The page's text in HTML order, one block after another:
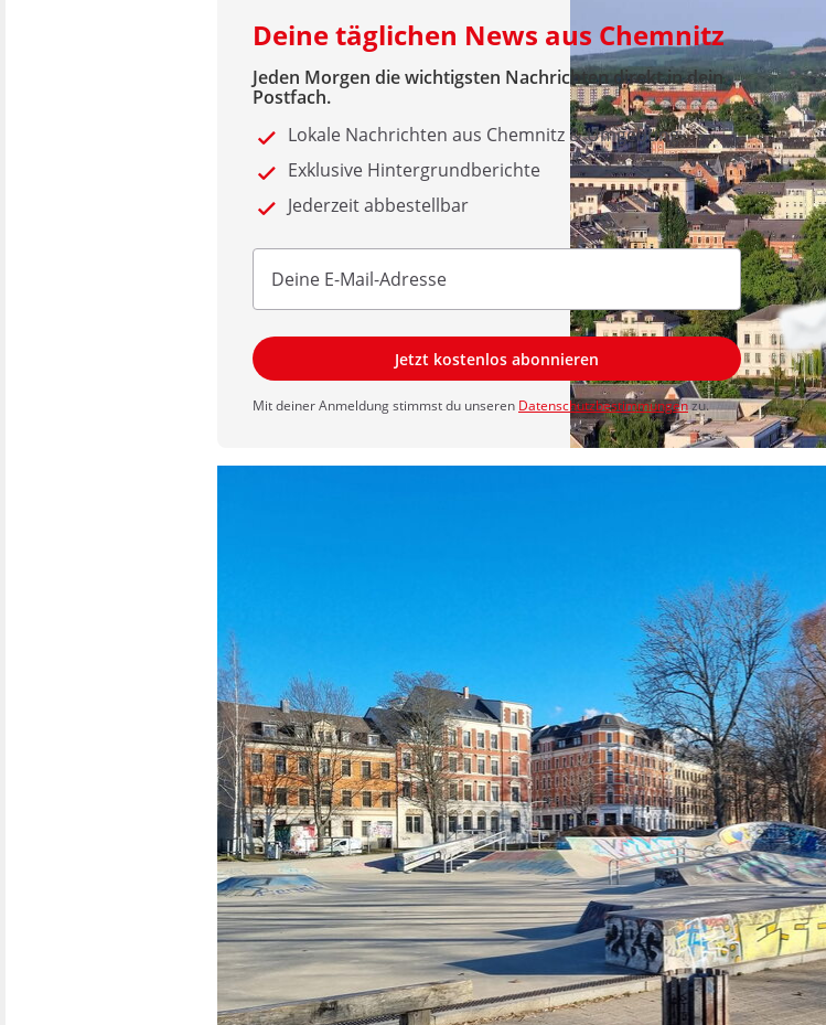
Deine täglichen News aus Chemnitz
Jeden Morgen die wichtigsten Nachrichten direkt in dein
Postfach.
Lokale Nachrichten aus Chemnitz & Umgebung
Exklusive Hintergrundberichte
Jederzeit abbestellbar
Jetzt kostenlos abonnieren
Mit deiner Anmeldung stimmst du unseren Datenschutzbestimmungenzu.